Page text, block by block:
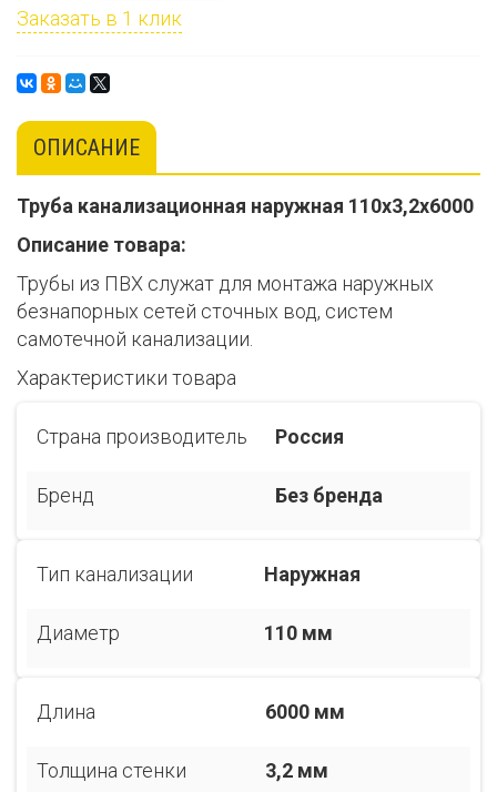
Заказать в 1 клик
ОПИСАНИЕ
Труба канализационная наружная 110х3,2х6000
Описание товара:
Трубы из ПВХ служат для монтажа наружных
безнапорных сетей сточных вод, систем
самотечной канализации.
Характеристики товара
Страна производитель Россия
Бренд Без бренда
Тип канализации Наружная
Диаметр 110 мм
Длина 6000 мм
Толщина стенки 3,2 мм